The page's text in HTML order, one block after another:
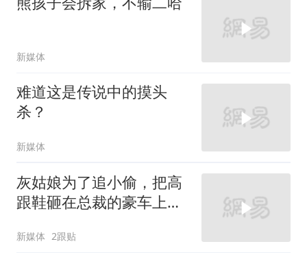
新媒体
难道这是传说中的摸头
杀？
新媒体
灰姑娘为了追小偷，把高
跟鞋砸在总裁的豪车上，
新媒体 2跟贴